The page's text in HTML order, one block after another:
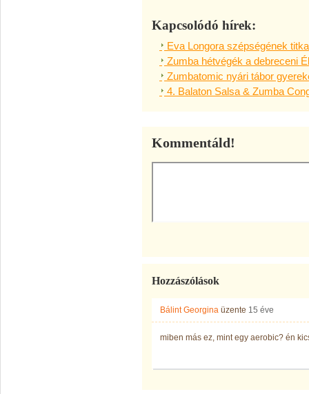
Kapcsolódó hírek:
Eva Longora szépségének
Zumba hétvégék a debreceni
Zumbatomic nyári tábor
4. Balaton Salsa & Zumba
Kommentáld!
Hozzászólások
Bálint Georgina üzente 15 éve
miben más ez, mint egy aerobic? én